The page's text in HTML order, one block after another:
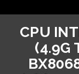
CPU
(4.9G